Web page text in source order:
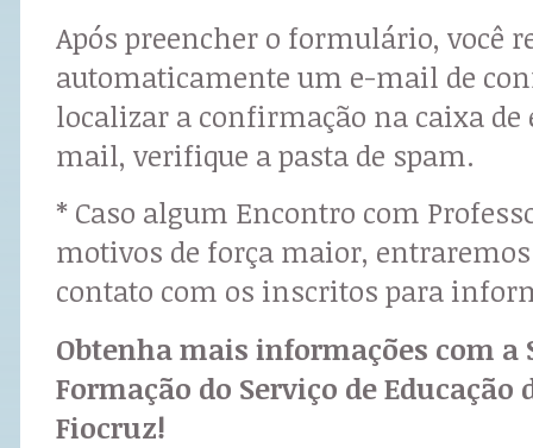
Após preencher o formulário, você
automaticamente um e-mail de
localizar a confirmação na caixa de
mail, verifique a pasta de spam.
* Caso algum Encontro com
motivos de força maior,
contato com os inscritos para
Obtenha mais informações com a
Formação do Serviço de Educação
Fiocruz!